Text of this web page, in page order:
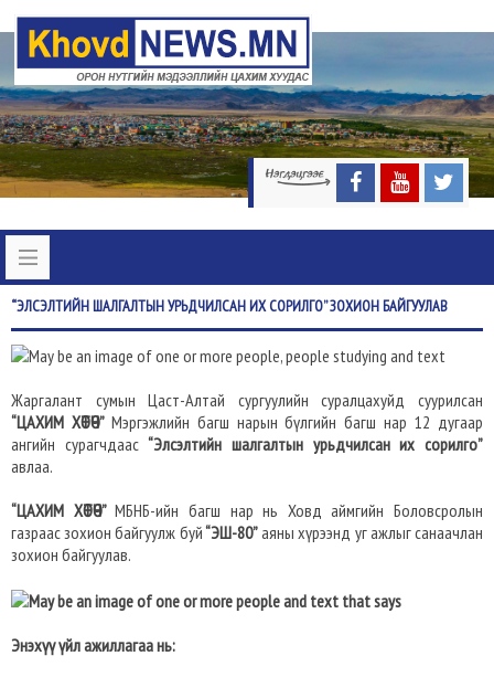
“ЭЛСЭЛТИЙНШАЛГАЛТЫН УРЬДЧИЛСАН ИХ СОРИЛГО” ЗОХИОН БАЙГУУЛАВ
Жаргалант сумын Цаст-Алтай сургуулийн суралцахуйд суурилсан
“ЦАХИМ ХӨТӨЧ” Мэргэжлийн багш нарын бүлгийн багш нар 12 дугаар
ангийн сурагчдаас“Элсэлтийн шалгалтын урьдчилсан их сорилго”
авлаа.
“ЦАХИМ ХӨТӨЧ”МБНБ-ийн багш нар нь Ховд аймгийн Боловсролын
газраас зохион байгуулж буй“ЭШ-80”аяны хүрээнд уг ажлыг санаачлан
зохион байгуулав.
Энэхүү үйл ажиллагаа нь: